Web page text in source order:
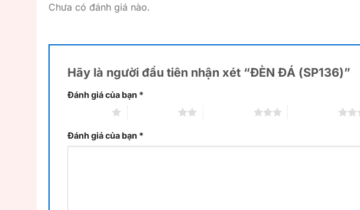
Chưa có đánh giá nào.
Hãy là người đầu tiên nhận xét “ĐÈN ĐÁ (SP136)”
Đánh giá của bạn *
Đánh giá của bạn *